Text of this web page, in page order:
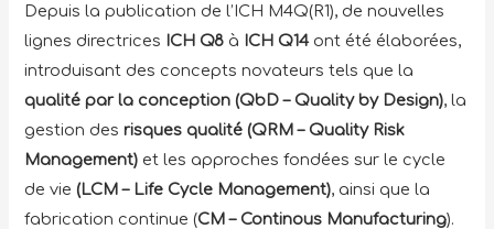
Depuis la publication de l’ICH M4Q(R1), de nouvelles
lignes directrices
ICH Q8 à ICH Q14ont été élaborées,
introduisant des concepts novateurs tels que la
qualité par la conception (QbD – Quality by Design), la
gestion desrisques qualité (QRM – Quality Risk
Management) et les approches fondées sur le cycle
de vie(LCM – Life Cycle Management), ainsi que la
fabrication continue (CM – Continous Manufacturing).